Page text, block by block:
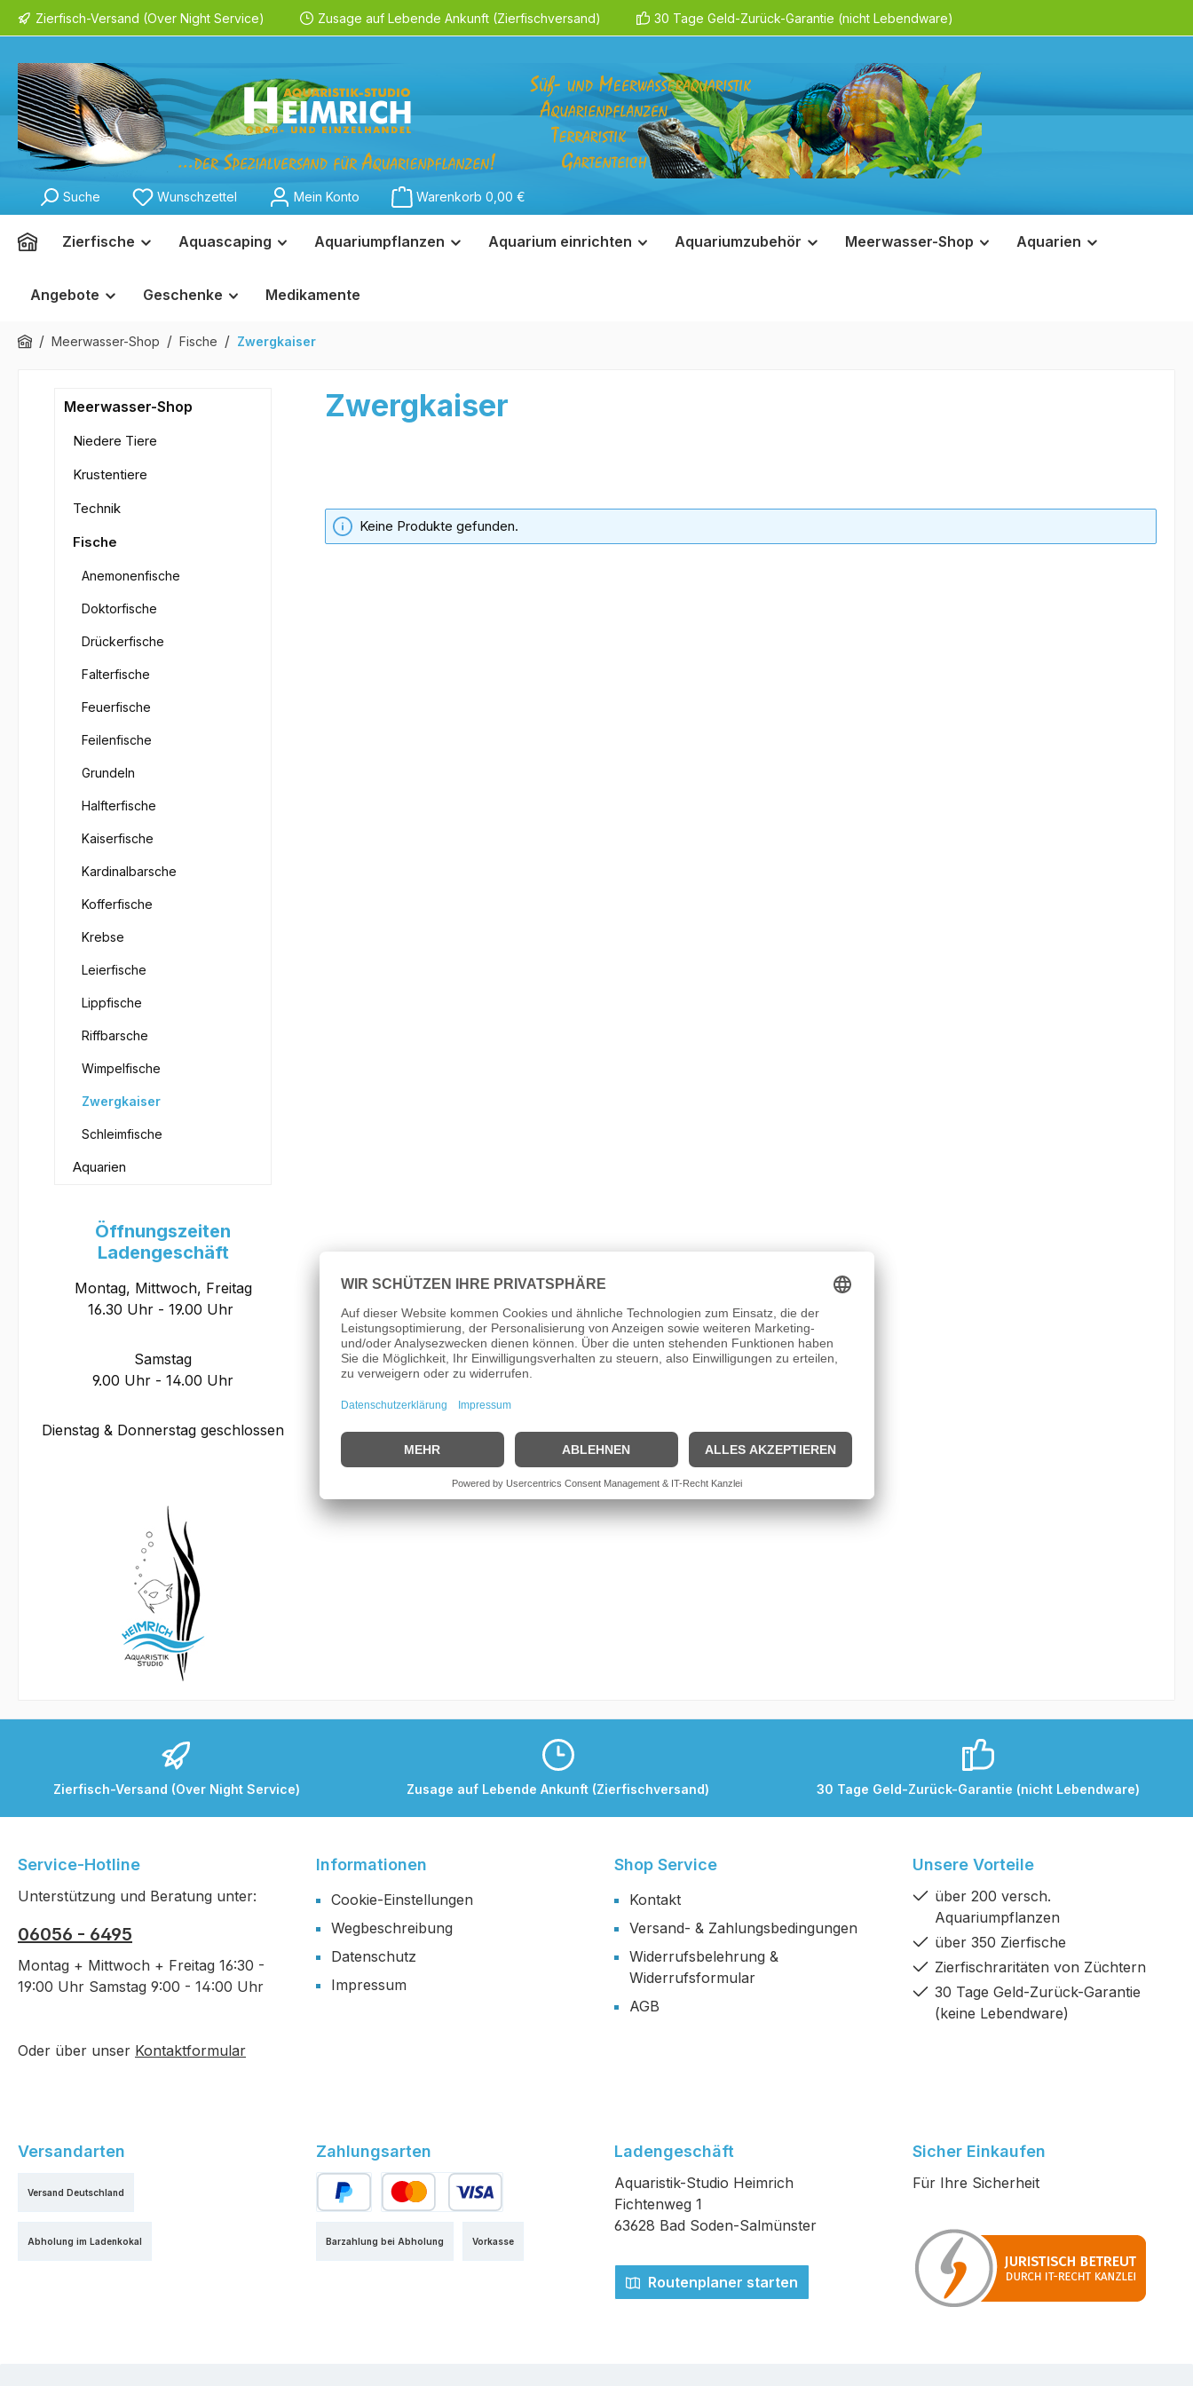
Zur Hauptnavigation springen
Zierfisch-Versand (Over Night Service) Zusage auf Lebende Ankunft (Zierfischversand) 30 Tage Geld-Zurück-Garantie (nicht Lebendware)
Suche Wunschzettel Mein Konto Warenkorb 0,00 €
Zierfische Aquascaping Aquariumpflanzen Aquarium einrichten Aquariumzubehör Meerwasser-Shop Aquarien
Angebote Geschenke Medikamente
/ Meerwasser-Shop / Fische / Zwergkaiser
Meerwasser-Shop
Niedere Tiere
Krustentiere
Technik
Fische
Anemonenfische
Doktorfische
Drückerfische
Falterfische
Feuerfische
Feilenfische
Grundeln
Halfterfische
Kaiserfische
Kardinalbarsche
Kofferfische
Krebse
Leierfische
Lippfische
Riffbarsche
Wimpelfische
Zwergkaiser
Schleimfische
Aquarien
Öffnungszeiten
Ladengeschäft
Montag, Mittwoch, Freitag
16.30 Uhr - 19.00 Uhr
Samstag
9.00 Uhr - 14.00 Uhr
Dienstag & Donnerstag geschlossen
Zwergkaiser
Keine Produkte gefunden.
Zierfisch-Versand (Over Night Service) Zusage auf Lebende Ankunft (Zierfischversand) 30 Tage Geld-Zurück-Garantie (nicht Lebendware)
Service-Hotline
Unterstützung und Beratung unter:
06056 - 6495
Montag + Mittwoch + Freitag 16:30 -
19:00 Uhr Samstag 9:00 - 14:00 Uhr
Oder über unser Kontaktformular
Informationen
Cookie-Einstellungen
Wegbeschreibung
Datenschutz
Impressum
Shop Service
Kontakt
Versand- & Zahlungsbedingungen
Widerrufsbelehrung &
Widerrufsformular
AGB
Unsere Vorteile
über 200 versch.
Aquariumpflanzen
über 350 Zierfische
Zierfischraritäten von Züchtern
30 Tage Geld-Zurück-Garantie
(keine Lebendware)
Versandarten
Versand Deutschland
Abholung im Ladenkokal
Zahlungsarten
Vorkasse
Barzahlung bei Abholung
Ladengeschäft
Aquaristik-Studio Heimrich
Fichtenweg 1
63628 Bad Soden-Salmünster
Routenplaner starten
Sicher Einkaufen
Für Ihre Sicherheit